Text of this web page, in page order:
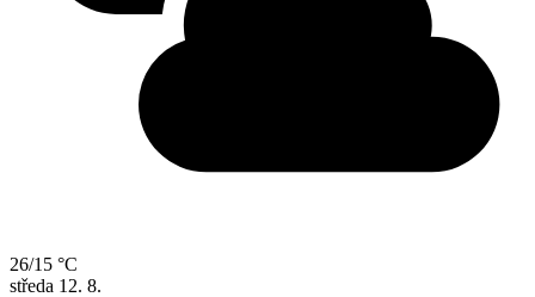
26/15 °C
středa 12. 8.